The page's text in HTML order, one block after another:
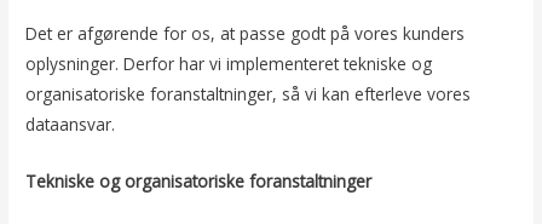
Det er afgørende for os, at passe godt på vores kunders
oplysninger. Derfor har vi implementeret tekniske og
organisatoriske foranstaltninger, så vi kan efterleve vores
dataansvar.
Tekniske og organisatoriske foranstaltninger